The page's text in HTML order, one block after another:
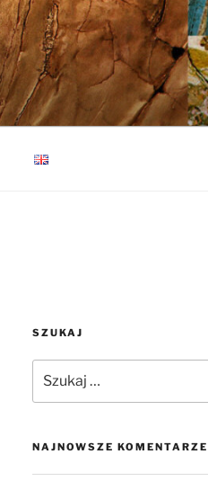
SZUKAJ
NAJNOWSZE KOMENTARZE